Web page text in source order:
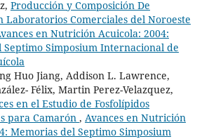
Producción y Composición De
Laboratorios Comerciales del Noroeste
en Nutrición Acuicola: 2004:
Septimo Simposium Internacional de
Huo Jiang, Addison L. Lawrence,
Félix, Martin Perez-Velazquez,
en el Estudio de Fosfolípidos
para Camarón , Avances en Nutrición
Memorias del Septimo Simposium